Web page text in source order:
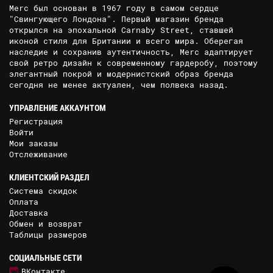
Merc был основан в 1967 году в самом сердце
"Свингующего Лондона". Первый магазин бренда
открылся на эпохальной Carnaby Street, ставшей
иконой стиля для Британии и всего мира. Оберегая
наследие и сохранив аутентичность, Merc адаптирует
свой ретро дизайн к современному гардеробу, поэтому
элегантный покрой и модернистский образ бренда
сегодня не менее актуален, чем полвека назад.
УПРАВЛЕНИЕ АККАУНТОМ
Регистрация
Войти
Мои заказы
Отслеживание
КЛИЕНТСКИЙ РАЗДЕЛ
Система скидок
Оплата
Доставка
Обмен и возврат
Таблицы размеров
СОЦИАЛЬНЫЕ СЕТИ